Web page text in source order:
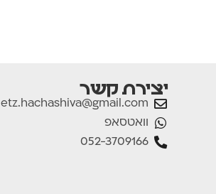
יצירת קשר
etz.hachashiva@gmail.com
וואטסאפ
052-3709166